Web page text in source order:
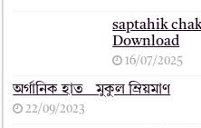
saptahik
Download
16/07/2025
অর্গানিক হাত _ মুকুল ম্রিয়মাণ
22/09/2023